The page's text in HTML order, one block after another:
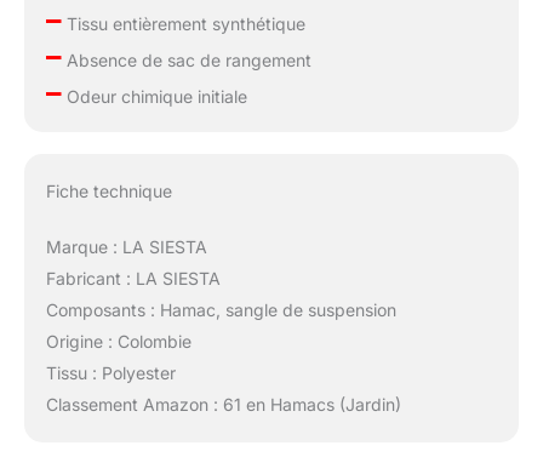
–Tissu entièrement synthétique
–Absence de sac de rangement
–Odeur chimique initiale
Fiche technique
Marque : LA SIESTA
Fabricant : LA SIESTA
Composants : Hamac, sangle de suspension
Origine : Colombie
Tissu : Polyester
Classement Amazon : 61 en Hamacs (Jardin)